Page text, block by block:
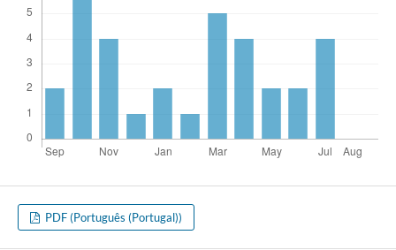
PDF (Português (Portugal))